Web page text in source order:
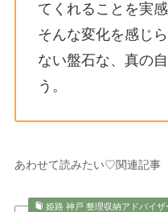
てくれることを実感
そんな変化を感じ
ない盤石な、真の
う。
あわせて読みたい♡関連記事
姫路 神戸 整理収納アドバイザ